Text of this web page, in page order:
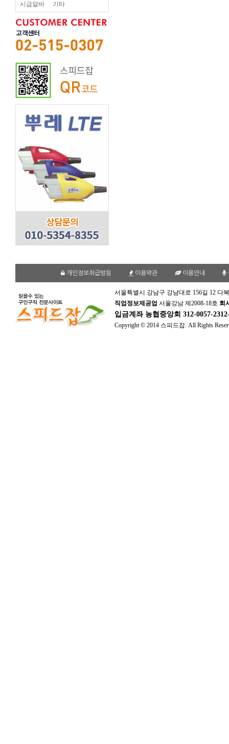
시급알바 기타
개인정보취급방침 이용약관 이용안내
서울특별시 강남구 강남대로 156길 12 다
직업정보제공업 서울강남 제2008-18호 회
입금계좌 농협중앙회 312-0057-
Copyright © 2014 스피드잡. All Rights